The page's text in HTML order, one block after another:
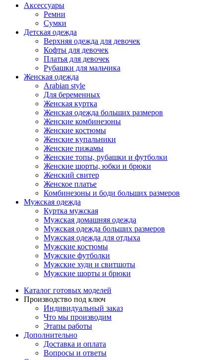
Аксессуары
Ремни
Сумки
Детская одежда
Верхняя одежда для девочек
Кофты для девочек
Платья для девочек
Рубашки для мальчика
Женская одежда
Arabian style
Для беременных
Женская куртка
Женская одежда больших размеров
Женские комбинезоны
Женские костюмы
Женские купальники
Женские пижамы
Женские топы, рубашки и футболки
Женские шорты, юбки и брюки
Женский свитер
Женское платье
Комбинезоны и боди больших размеров
Мужская одежда
Куртка мужская
Мужская домашняя одежда
Мужская одежда больших размеров
Мужская одежда для отдыха
Мужские костюмы
Мужские футболки
Мужские худи и свитшоты
Мужские шорты и брюки
Каталог готовых моделей
Производство под ключ
Индивидуальный заказ
Что мы производим
Этапы работы
Дополнительно
Доставка и оплата
Вопросы и ответы